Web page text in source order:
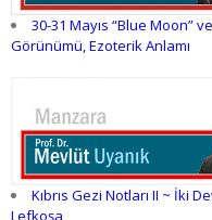
30-31 Mayıs “Blue Moon”
Görünümü, Ezoterik Anlamı
Kıbrıs Gezi Notları II ~ İki
Lefkoşa